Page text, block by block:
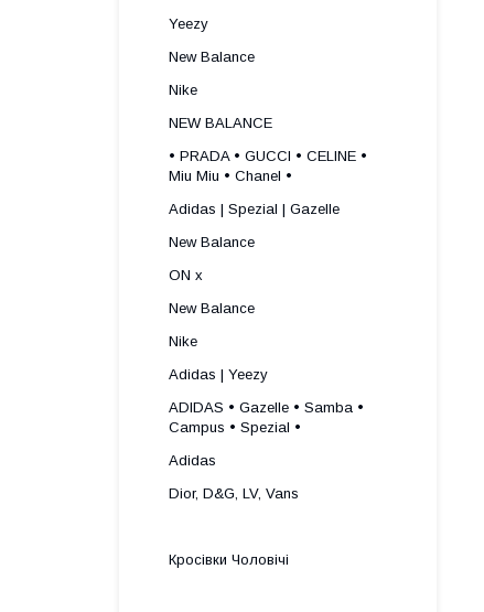
Yeezy
New Balance
Nike
NEW BALANCE
• PRADA • GUCCI • CELINE •
Miu Miu • Chanel •
Adidas | Spezial | Gazelle
New Balance
ON x
New Balance
Nike
Adidas | Yeezy
ADIDAS • Gazelle • Samba •
Campus • Spezial •
Adidas
Dior, D&G, LV, Vans
Кросівки Чоловічі